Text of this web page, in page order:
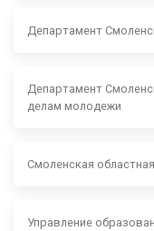
Департамент
Департамент
делам молодежи
Смоленская
Управление